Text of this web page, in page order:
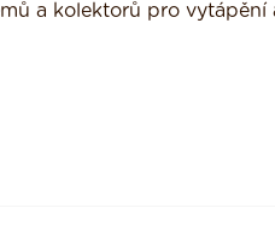
a kolektorů pro vytápění